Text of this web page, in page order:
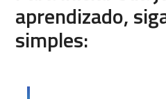
aprendizado,
simples: